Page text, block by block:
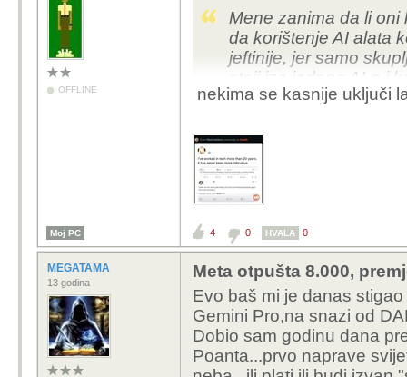
OFFLINE
Mene zanima da li
da korištenje AI alata
jeftinije, jer samo
stoji iza jednog AI-a i
firmu koja ti pruža AI
paket tokena ti više
korisnitiš neki AI alat
jednostavno
nekima se kasnije uključi
Moj PC 4 0 HVALA 0
MEGATAMA
13 godina
Meta otpušta 8.000,
Evo baš mi je danas
Gemini Pro,na snazi od
Dobio sam godinu dana
Poanta...prvo naprave